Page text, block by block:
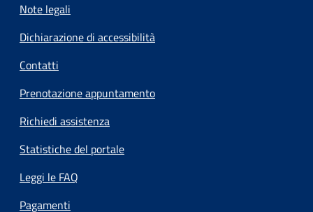
Note legali
Dichiarazione di accessibilità
Contatti
Prenotazione appuntamento
Richiedi assistenza
Statistiche del portale
Leggi le FAQ
Pagamenti